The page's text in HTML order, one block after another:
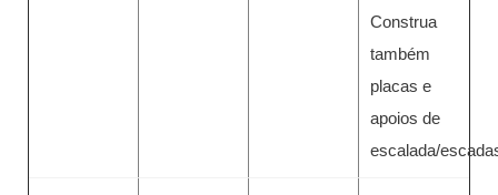
Construa
também
placas e
apoios de
escalada/